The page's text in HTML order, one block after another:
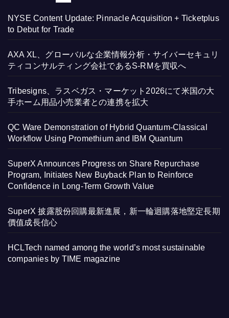
NYSE Content Update: Pinnacle Acquisition + Ticketplus
to Debut for Trade
AXA XL、グローバルな企業情報分析・サイバーセキュリ
ティコンサルティング会社であるS-RMを買収へ
Tribesigns、ラスベガス・マーケット2026にて米国の大
手ホーム用品小売業者との連携を拡大
QC Ware Demonstration of Hybrid Quantum-Classical
Workflow Using Promethium and IBM Quantum
SuperX Announces Progress on Share Repurchase
Program, Initiates New Buyback Plan to Reinforce
Confidence in Long-Term Growth Value
SuperX 披露股份回購最新進展，新一輪迴購落地堅定長期
價值成長信心
HCLTech named among the world’s most sustainable
companies by TIME magazine